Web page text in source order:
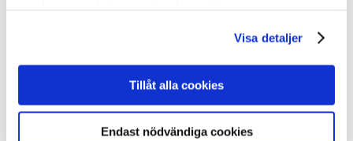
Visa detaljer
Tillåt alla cookies
Endast nödvändiga cookies
Pussel & spel
Pussel
Spelkort
Memoryspel